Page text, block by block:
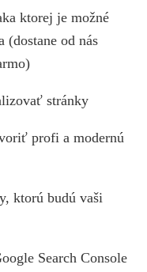
ktorej je možné
(dostane od nás
stránky
profi a modernú
ktorú budú vaši
Search Console